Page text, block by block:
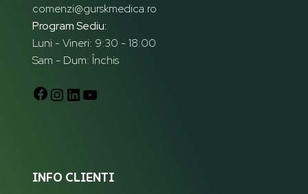
comenzi@gurskmedica.ro
Program Sediu:
Luni - Vineri: 9:30 - 18:00
Sam - Dum: Închis
INFO CLIENTI